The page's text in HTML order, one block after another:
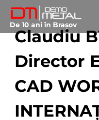
De 10 ani în Brașov
Claudiu
Director
CAD